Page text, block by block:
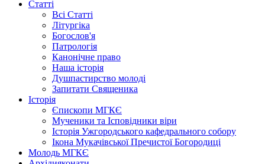
Статті
Всі Статті
Літургіка
Богослов'я
Патрологія
Канонічне право
Наша історія
Душпастирство молоді
Запитати Священика
Історія
Єпископи МГКЄ
Мученики та Ісповідники віри
Історія Ужгородського кафедрального собору
Ікона Мукачівської Пречистої Богородиці
Молодь МГКЄ